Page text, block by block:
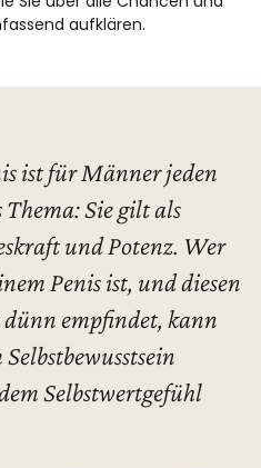
aufklären.
ist für Männer jeden
Sie gilt als
und Potenz. Wer
Penis ist, und diesen
empfindet, kann
Selbstwertgefühl